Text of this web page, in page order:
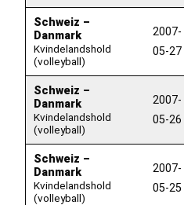
Schweiz –
Danmark
Kvindelandshold
(volleyball)
2007-
05-27
Schweiz –
Danmark
Kvindelandshold
(volleyball)
2007-
05-26
Schweiz –
Danmark
Kvindelandshold
(volleyball)
2007-
05-25